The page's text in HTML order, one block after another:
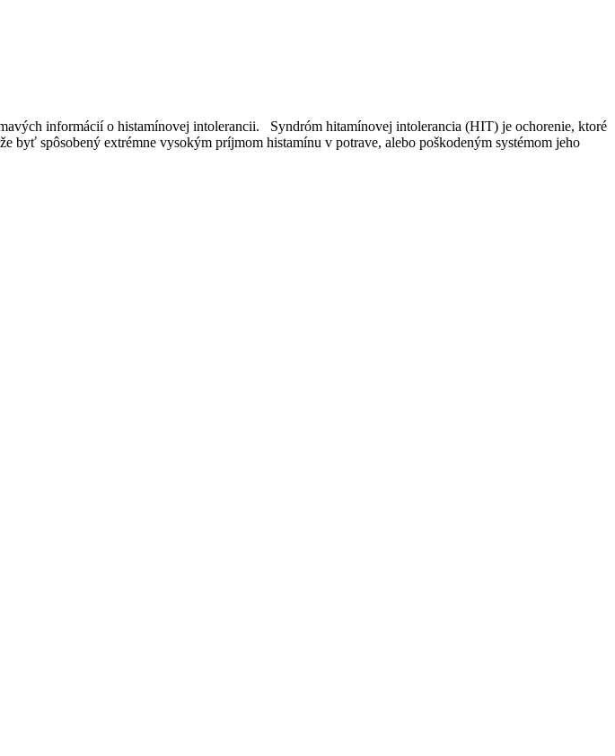
informácií o histamínovej intolerancii. Syndróm hitamínovej intolerancia (HIT) je ochorenie, ktoré
byť spôsobený extrémne vysokým príjmom histamínu v potrave, alebo poškodeným systémom jeho